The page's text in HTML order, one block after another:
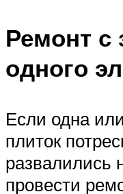
Ремонт с
одного
Если одна
плиток
развалились
провести